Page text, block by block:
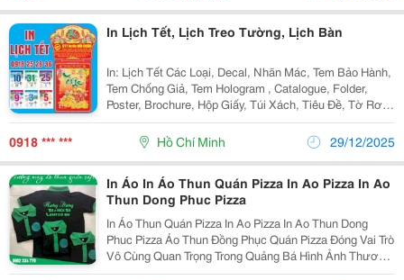
In Lịch Tết, Lịch Treo Tường, Lịch Bàn
In: Lịch Tết Các Loại, Decal, Nhãn Mác, Tem Bảo Hành,
Tem Chống Giả, Tem Hologram , Catalogue, Folder,
Poster, Brochure, Hộp Giấy, Túi Xách, Tiêu Đề, Tờ Rơi,
Bao Thư, Bao Bì, Bìa Sơ Mi, Hoá Đơn 2-3-4 Liên, Name
Card, Nhãn Mác Quần Áo, Phiếu Thu Chi,...
0918 *** *** Hồ Chí Minh 29/12/2025
In Áo In Áo Thun Quán Pizza In Ao Pizza In Ao
Thun Dong Phuc Pizza
In Áo Thun Quán Pizza In Ao Pizza In Ao Thun Dong
Phuc Pizza Áo Thun Đồng Phục Quán Pizza Đóng Vai Trò
Vô Cùng Quan Trọng Trong Quảng Bá Hình Ảnh Thương
Hiệu, Tạo Nên Một Màu Sắc Chung Trong Mô Hình Hoạt